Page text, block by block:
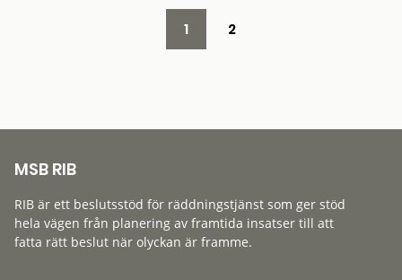
1 2
MSB RIB
RIB är ett beslutsstöd för räddningstjänst som ger stöd
hela vägen från planering av framtida insatser till att
fatta rätt beslut när olyckan är framme.